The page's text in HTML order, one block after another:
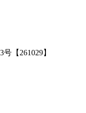
【261029】